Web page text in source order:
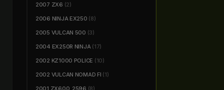
2007 ZX6 (2)
2006 NINJA EX250 (8)
2005 VULCAN 500 (3)
2004 EX250R NINJA (17)
2002 KZ1000 POLICE (10)
2002 VULCAN NOMAD FI (1)
2001 ZX600_2596 (8)